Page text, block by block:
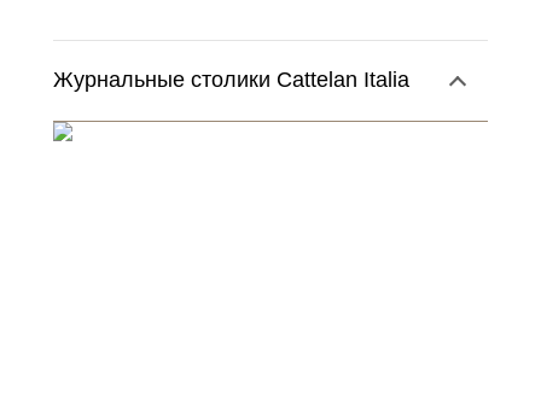
Журнальные столики Cattelan Italia